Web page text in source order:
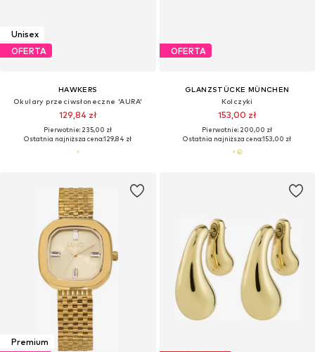
Unisex
OFERTA
HAWKERS
Okulary przeciwsłoneczne 'AURA'
129,84 zł
Pierwotnie: 235,00 zł
Ostatnia najniższa cena:129,84 zł
OFERTA
GLANZSTÜCKE MÜNCHEN
Kolczyki
153,00 zł
Pierwotnie: 200,00 zł
Ostatnia najniższa cena:153,00 zł
Premium